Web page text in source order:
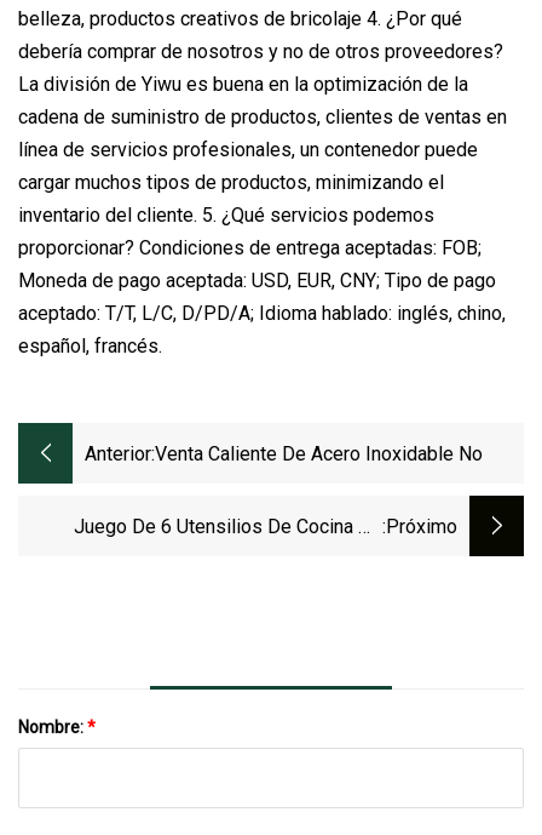
belleza, productos creativos de bricolaje 4. ¿Por qué
debería comprar de nosotros y no de otros proveedores?
La división de Yiwu es buena en la optimización de la
cadena de suministro de productos, clientes de ventas en
línea de servicios profesionales, un contenedor puede
cargar muchos tipos de productos, minimizando el
inventario del cliente. 5. ¿Qué servicios podemos
proporcionar? Condiciones de entrega aceptadas: FOB;
Moneda de pago aceptada: USD, EUR, CNY; Tipo de pago
aceptado: T/T, L/C, D/PD/A; Idioma hablado: inglés, chino,
español, francés.
Anterior:Venta Caliente De Acero Inoxidable No
Juego De 6 Utensilios De Cocina De :próximo
Nombre:*